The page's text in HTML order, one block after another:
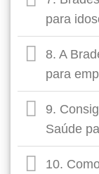
para
8. A
para
9.
Saúde
10.